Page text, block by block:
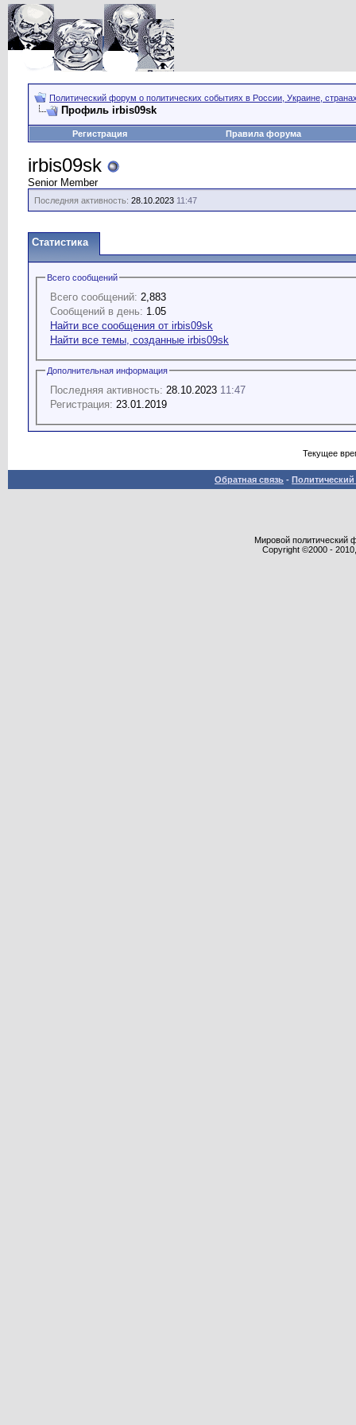
Политический форум о политических событиях в России, Украине,
Профиль irbis09sk
Регистрация Правила форума
irbis09sk
Senior Member
Последняя активность: 28.10.2023 11:47
Статистика
Всего сообщений
Всего сообщений: 2,883
Сообщений в день: 1.05
Найти все сообщения от irbis09sk
Найти все темы, созданные irbis09sk
Дополнительная информация
Последняя активность: 28.10.2023 11:47
Регистрация: 23.01.2019
Текущее
Обратная связь -
Мировой политический
Copyright ©2000 -